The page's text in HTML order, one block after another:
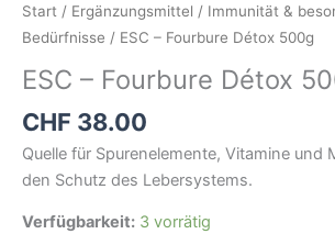
Start / Ergänzungsmittel / Immunität &
Bedürfnisse / ESC – Fourbure Détox 500g
ESC – Fourbure Détox
CHF 38.00
Quelle für Spurenelemente, Vitamine und
den Schutz des Lebersystems.
Verfügbarkeit: 3 vorrätig